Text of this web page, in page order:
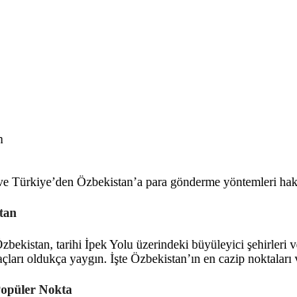
Türkiye’den Özbekistan’a para gönderme yöntemleri
tarihi İpek Yolu üzerindeki büyüleyici
oldukça yaygın. İşte Özbekistan’ın en cazip
Nokta